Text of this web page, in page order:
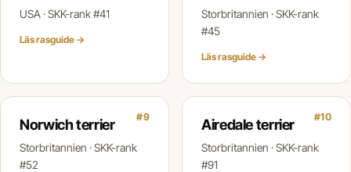
USA · SKK-rank #41
Läs rasguide →
Storbritannien · SKK-rank
#45
Läs rasguide →
#9
Norwich terrier
Storbritannien · SKK-rank
#52
#10
Airedale terrier
Storbritannien · SKK-rank
#91